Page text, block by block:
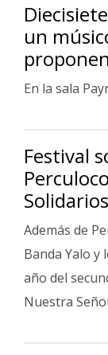
un
En la sala
Festival
Solidarios
Además de
Banda Yalo y
año del
Nuestra